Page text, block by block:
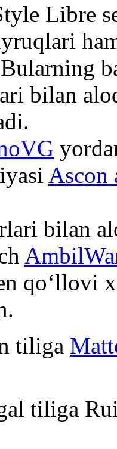
Libre
bilan
Ascon
bilan
qo‘llovi
tiliga
tiliga